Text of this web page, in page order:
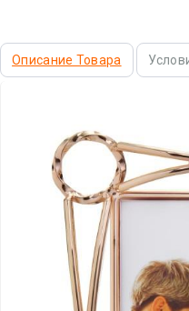
Описание Товара